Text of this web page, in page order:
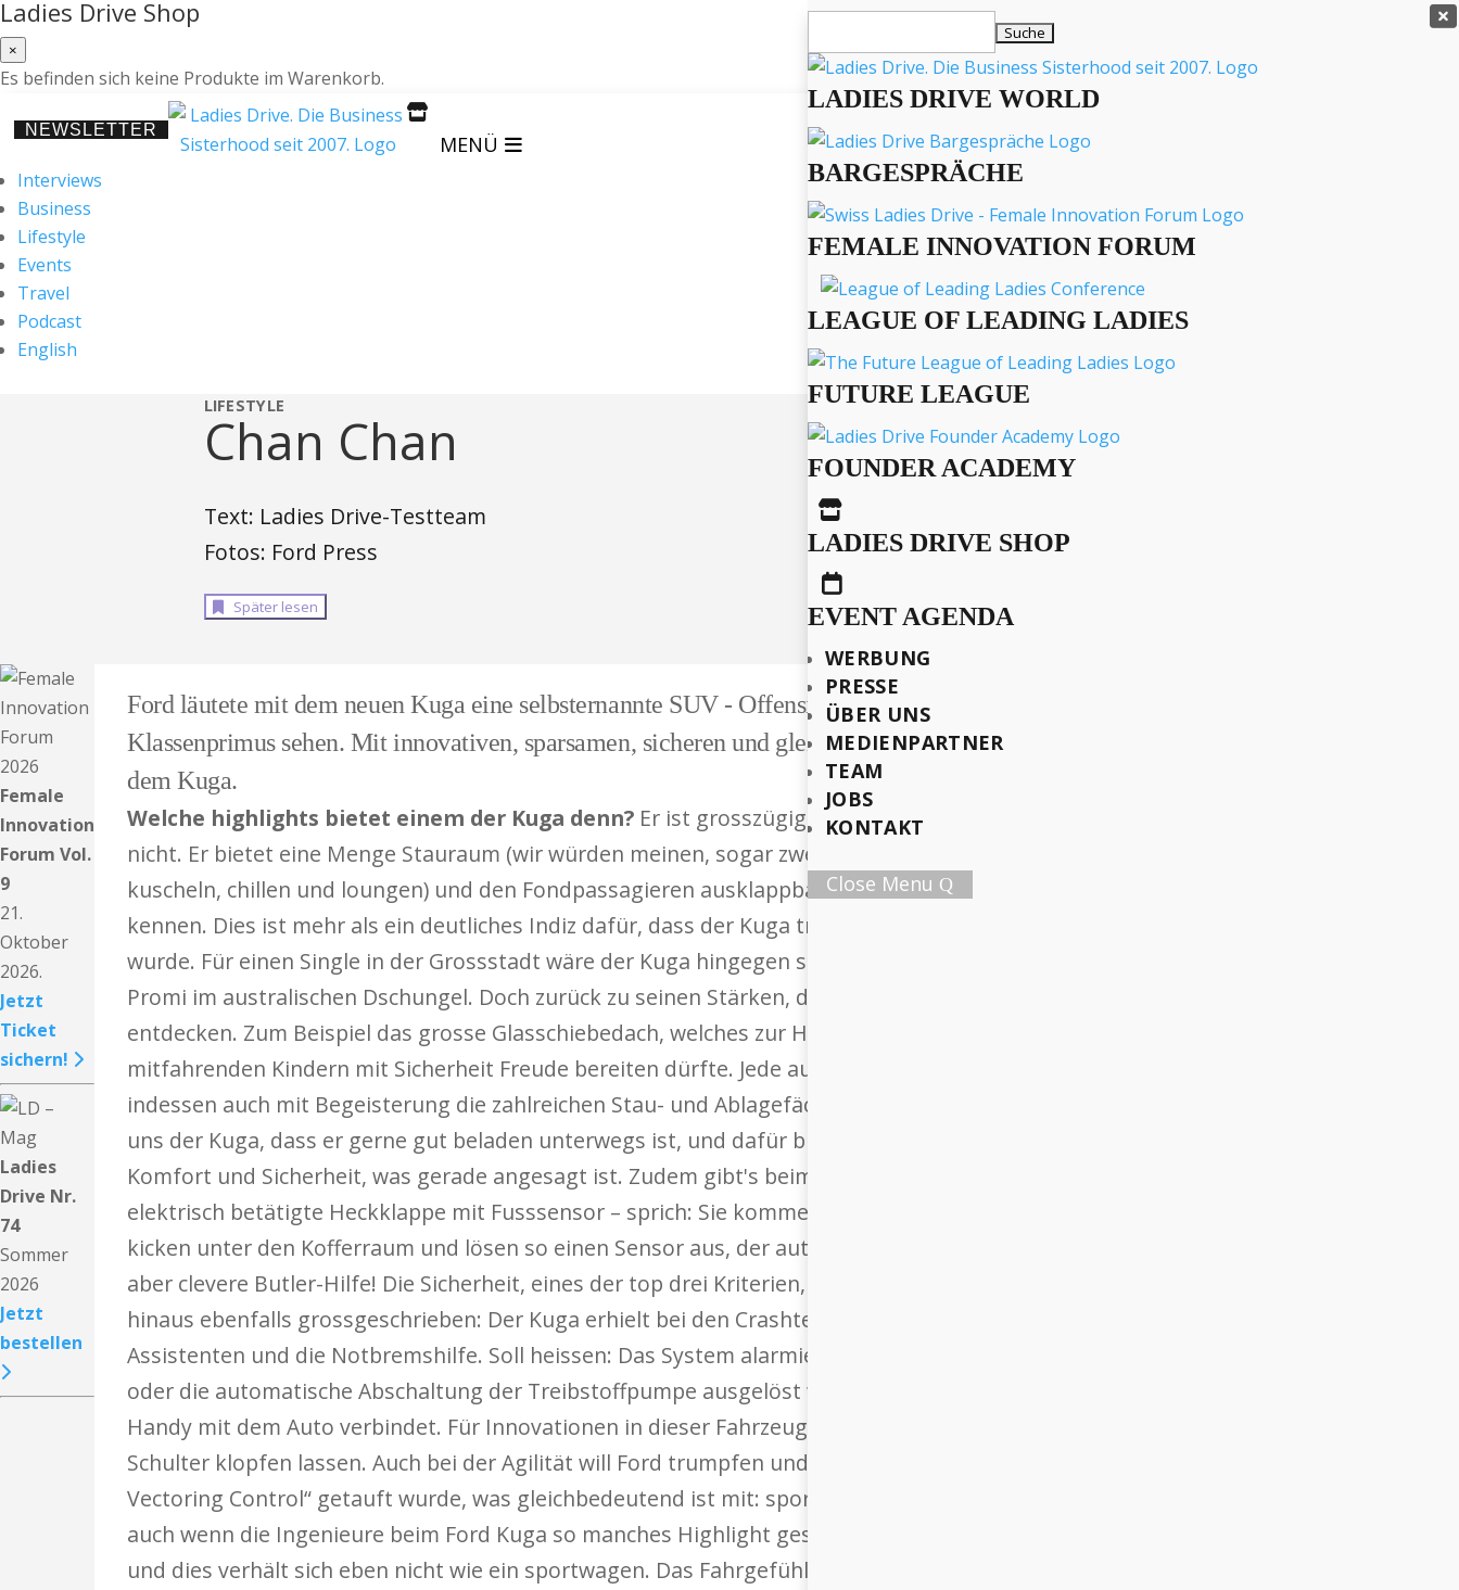
Ladies Drive Shop
×
Es befinden sich keine Produkte im Warenkorb.
NEWSLETTER

MENÜ
Interviews
Business
Lifestyle
Events
Travel
Podcast
English

nach:
LADIES DRIVE WORLD
BARGESPRÄCHE
FEMALE INNOVATION FORUM
LEAGUE OF LEADING LADIES
FUTURE LEAGUE
FOUNDER ACADEMY

LADIES DRIVE SHOP

EVENT AGENDA
WERBUNG
PRESSE
ÜBER UNS
MEDIENPARTNER
TEAM
JOBS
KONTAKT
Close Menu
LIFESTYLE
Chan Chan
Text: Ladies Drive-Testteam
Fotos: Ford Press
Später lesen
Female
Innovation
Forum Vol.
9
21.
Oktober
2026.
Jetzt
Ticket
sichern!
Ladies
Drive Nr.
74
Sommer
2026
Jetzt
bestellen
Ford läutete mit dem neuen Kuga eine selbsternannte SUV - Offensive ein und möchte sich selbst hier als
Klassenprimus sehen. Mit innovativen, sparsamen, sicheren und gleichzeitig sportlichen Alleskönnern wie eben
dem Kuga.
Welche highlights bietet einem der Kuga denn? Er ist grosszügig bemessen. Ein kleiner „Pfupfer“ ist er definitiv
nicht. Er bietet eine Menge Stauraum (wir würden meinen, sogar zwei deutsche Doggen könnten hier bequem
kuscheln, chillen und loungen) und den Fondpassagieren ausklappbare Tische, wie wir es von Flugreisen her
kennen. Dies ist mehr als ein deutliches Indiz dafür, dass der Kuga transport- und familienfreundlich ausgerichtet
wurde. Für einen Single in der Grossstadt wäre der Kuga hingegen so unpassend wie die Faust aufs Auge oder ein
Promi im australischen Dschungel. Doch zurück zu seinen Stärken, die wir auf unserer Testfahrt schon bald
entdecken. Zum Beispiel das grosse Glasschiebedach, welches zur Hälfte geöffnet werden kann und vor allem
mitfahrenden Kindern mit Sicherheit Freude bereiten dürfte. Jede autofahrende Mama und jeder Vielfahrer werden
indessen auch mit Begeisterung die zahlreichen Stau- und Ablagefächer zur Kenntnis nehmen. Alles in allem zeigt
uns der Kuga, dass er gerne gut beladen unterwegs ist, und dafür bietet er uns als Fahrer und Beifahrer alles an
Komfort und Sicherheit, was gerade angesagt ist. Zudem gibt's beim Kuga als erstes Fahrzeug im Segment eine
elektrisch betätigte Heckklappe mit Fusssensor – sprich: Sie kommen bis über beide Ohren beladen zum Auto,
kicken unter den Kofferraum und lösen so einen Sensor aus, der automatisch die Heckklappe öffnet. Eine kleine,
aber clevere Butler-Hilfe! Die Sicherheit, eines der top drei Kriterien, wenn Frauen ein Auto kaufen, wird darüber
hinaus ebenfalls grossgeschrieben: Der Kuga erhielt bei den Crashtests Bestnoten, u. a. für seinen Notruf-
Assistenten und die Notbremshilfe. Soll heissen: Das System alarmiert automatisch die Rettung, sobald Airbags
oder die automatische Abschaltung der Treibstoffpumpe ausgelöst wurden. Voraussetzung ist, dass man sein
Handy mit dem Auto verbindet. Für Innovationen in dieser Fahrzeugklasse kann Ford sich somit gerne auf die
Schulter klopfen lassen. Auch bei der Agilität will Ford trumpfen und verbaut ein neues System, welches „Torque
Vectoring Control“ getauft wurde, was gleichbedeutend ist mit: sportlicherem Fahr- und Einlenkverhalten. Doch
auch wenn die Ingenieure beim Ford Kuga so manches Highlight gesetzt haben – man fährt nach wie vor ein suv,
und dies verhält sich eben nicht wie ein sportwagen. Das Fahrgefühl ist im Vergleich zu einer Limousine